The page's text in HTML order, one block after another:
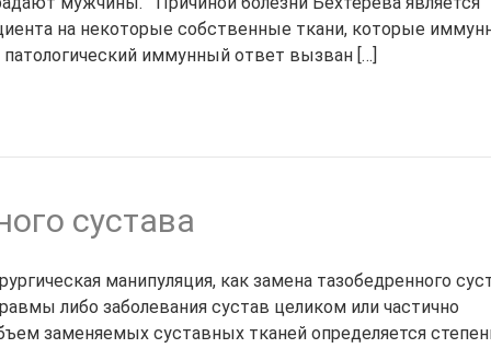
на некоторые собственные ткани, которые
иммунный ответ вызван […]
сустава
манипуляция, как замена тазобедренного
либо заболевания сустав целиком или частично
заменяемых суставных тканей определяется